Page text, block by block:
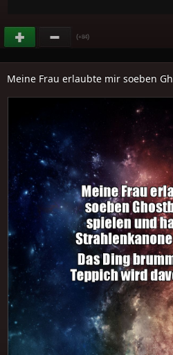
(+84)
Meine Frau erlaubte mir soeben